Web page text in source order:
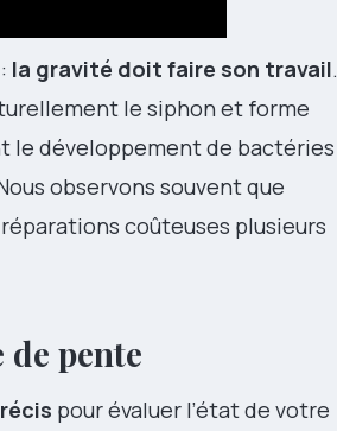
la gravité doit faire son travail.
le siphon et forme
le développement de bactéries
observons souvent que
coûteuses plusieurs
pente
pour évaluer l’état de votre